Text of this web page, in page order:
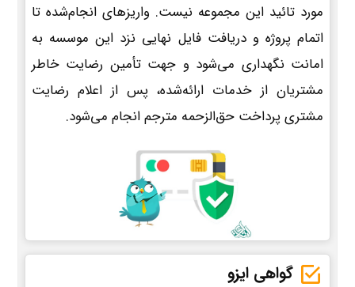
مورد تائید این مجموعه نیست. واریزهای انجام‌شده تا
اتمام پروژه و دریافت فایل نهایی نزد این موسسه به
امانت نگهداری می‌شود و جهت تأمین رضایت خاطر
مشتریان از خدمات ارائه‌شده، پس از اعلام رضایت
مشتری پرداخت حق‌الزحمه مترجم انجام می‌شود.
گواهی ایزو